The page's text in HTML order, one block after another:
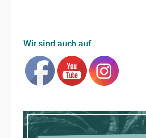
Wir sind auch auf